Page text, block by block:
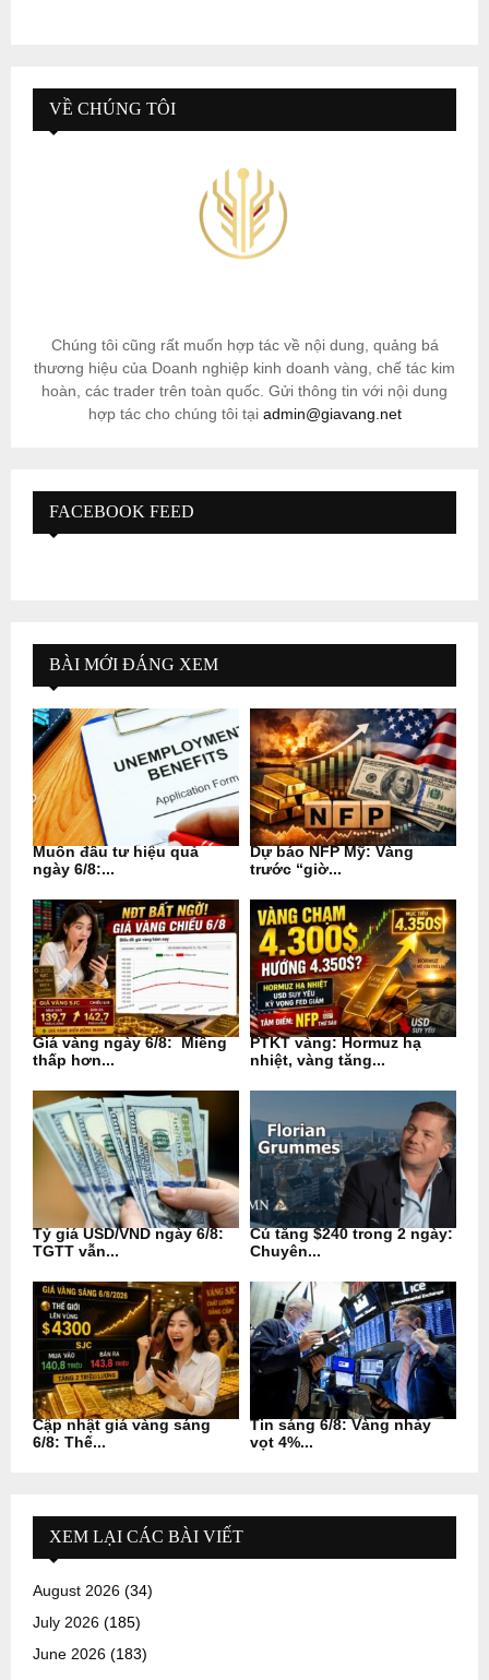
VỀ CHÚNG TÔI
Chúng tôi cũng rất muốn hợp tác về nội dung, quảng bá
thương hiệu của Doanh nghiệp kinh doanh vàng, chế tác kim
hoàn, các trader trên toàn quốc. Gửi thông tin với nội dung
hợp tác cho chúng tôi tại admin@giavang.net
FACEBOOK FEED
BÀI MỚI ĐÁNG XEM
Muốn đầu tư hiệu quả
ngày 6/8:...
Dự báo NFP Mỹ: Vàng
trước “giờ...
Giá vàng ngày 6/8: Miếng
thấp hơn...
PTKT vàng: Hormuz hạ
nhiệt, vàng tăng...
Tỷ giá USD/VND ngày 6/8:
TGTT vẫn...
Cú tăng $240 trong 2 ngày:
Chuyên...
Cập nhật giá vàng sáng
6/8: Thế...
Tin sáng 6/8: Vàng nhảy
vọt 4%...
XEM LẠI CÁC BÀI VIẾT
August 2026 (34)
July 2026 (185)
June 2026 (183)